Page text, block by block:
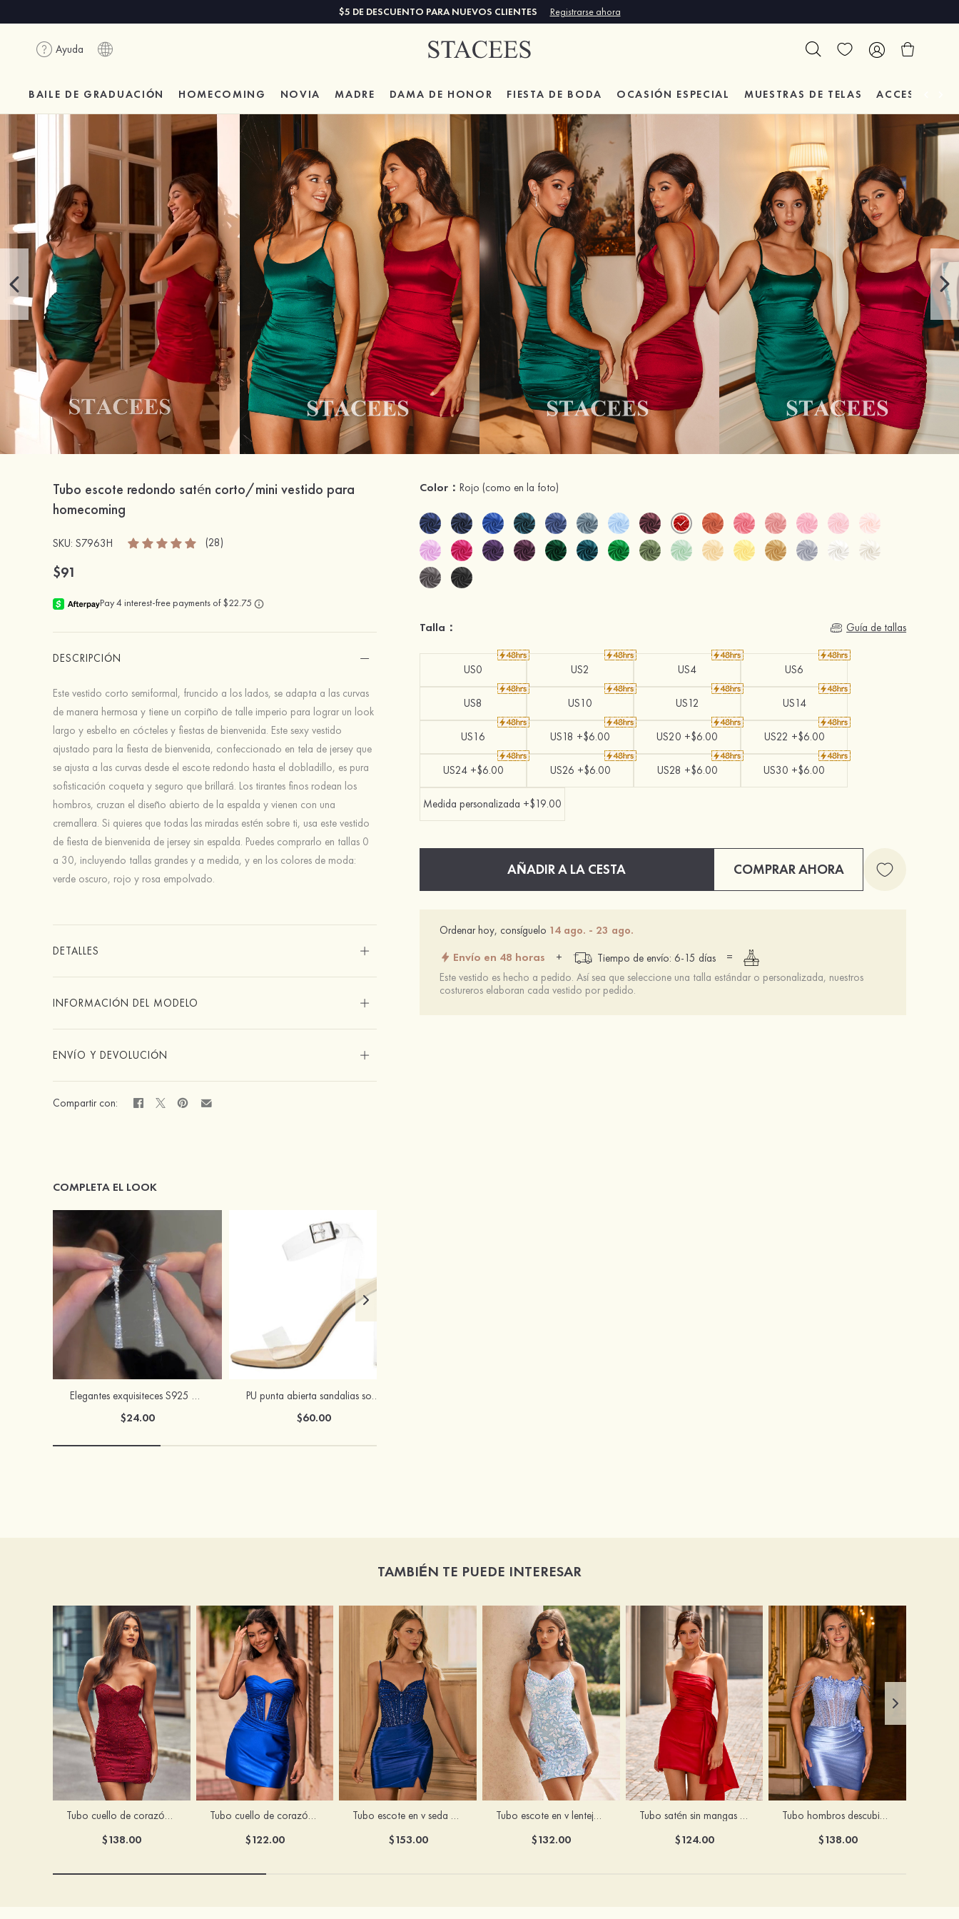
$5 DE DESCUENTO PARA NUEVOS CLIENTES Registrarse ahora
Ayuda
BAILE DE GRADUACIÓN HOMECOMING NOVIA MADRE DAMA DE HONOR FIESTA DE BODA OCASIÓN ESPECIAL MUESTRAS DE TELAS ACCESORIOS
Tubo escote redondo satén corto/mini vestido para
homecoming
SKU: S7963H (28)
$91
DESCRIPCIÓN
Este vestido corto semiformal, fruncido a los lados, se adapta a las curvas
de manera hermosa y tiene un corpiño de talle imperio para lograr un look
largo y esbelto en cócteles y fiestas de bienvenida. Este sexy vestido
ajustado para la fiesta de bienvenida, confeccionado en tela de jersey que
se ajusta a las curvas desde el escote redondo hasta el dobladillo, es pura
sofisticación coqueta y seguro que brillará. Los tirantes finos rodean los
hombros, cruzan el diseño abierto de la espalda y vienen con una
cremallera. Si quieres que todas las miradas estén sobre ti, usa este vestido
de fiesta de bienvenida de jersey sin espalda. Puedes comprarlo en tallas 0
a 30, incluyendo tallas grandes y a medida, y en los colores de moda:
verde oscuro, rojo y rosa empolvado.
DETALLES
INFORMACIÓN DEL MODELO
ENVÍO Y DEVOLUCIÓN
Compartir con:
COMPLETA EL LOOK
Elegantes exquisiteces S925 plata circón pendientes con zirconio cúbico
$24.00
PU punta abierta sandalias solo correa tacón ancho zapatos de moda
$60.00
Color：Rojo (como en la foto)
Talla： Guía de tallas
US0 US2 US4 US6
US8 US10 US12 US14
US16 US18 +$6.00 US20 +$6.00 US22 +$6.00
US24 +$6.00 US26 +$6.00 US28 +$6.00 US30 +$6.00
Medida personalizada +$19.00
AÑADIR A LA CESTA COMPRAR AHORA
Ordenar hoy, consíguelo 14 ago. - 23 ago.
Envío en 48 horas + Tiempo de envío: 6-15 días
=
Este vestido es hecho a pedido. Así sea que seleccione una talla estándar o personalizada, nuestros
costureros elaboran cada vestido por pedido.
TAMBIÉN TE PUEDE INTERESAR
Tubo cuello de corazón tul corto/mini vestido para homecoming
$138.00
Tubo cuello de corazón seda como el satén corto vestido para homecoming
$122.00
Tubo escote en v seda como el satén corto vestido para homecoming
$153.00
Tubo escote en v lentejuelas corto vestido para homecoming
$132.00
Tubo satén sin mangas corto/mini vestido para homecoming
$124.00
Tubo hombros descubiertos seda como el satén corto vestido para homecoming
$138.00